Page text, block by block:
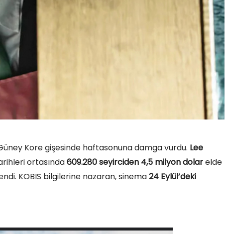
Kore gişesinde haftasonuna damga vurdu. Lee
ortasında609.280 seyirciden 4,5 milyon dolarelde
KOBIS bilgilerine nazaran, sinema24 Eylül’deki